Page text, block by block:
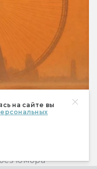
на сайте вы
юмора